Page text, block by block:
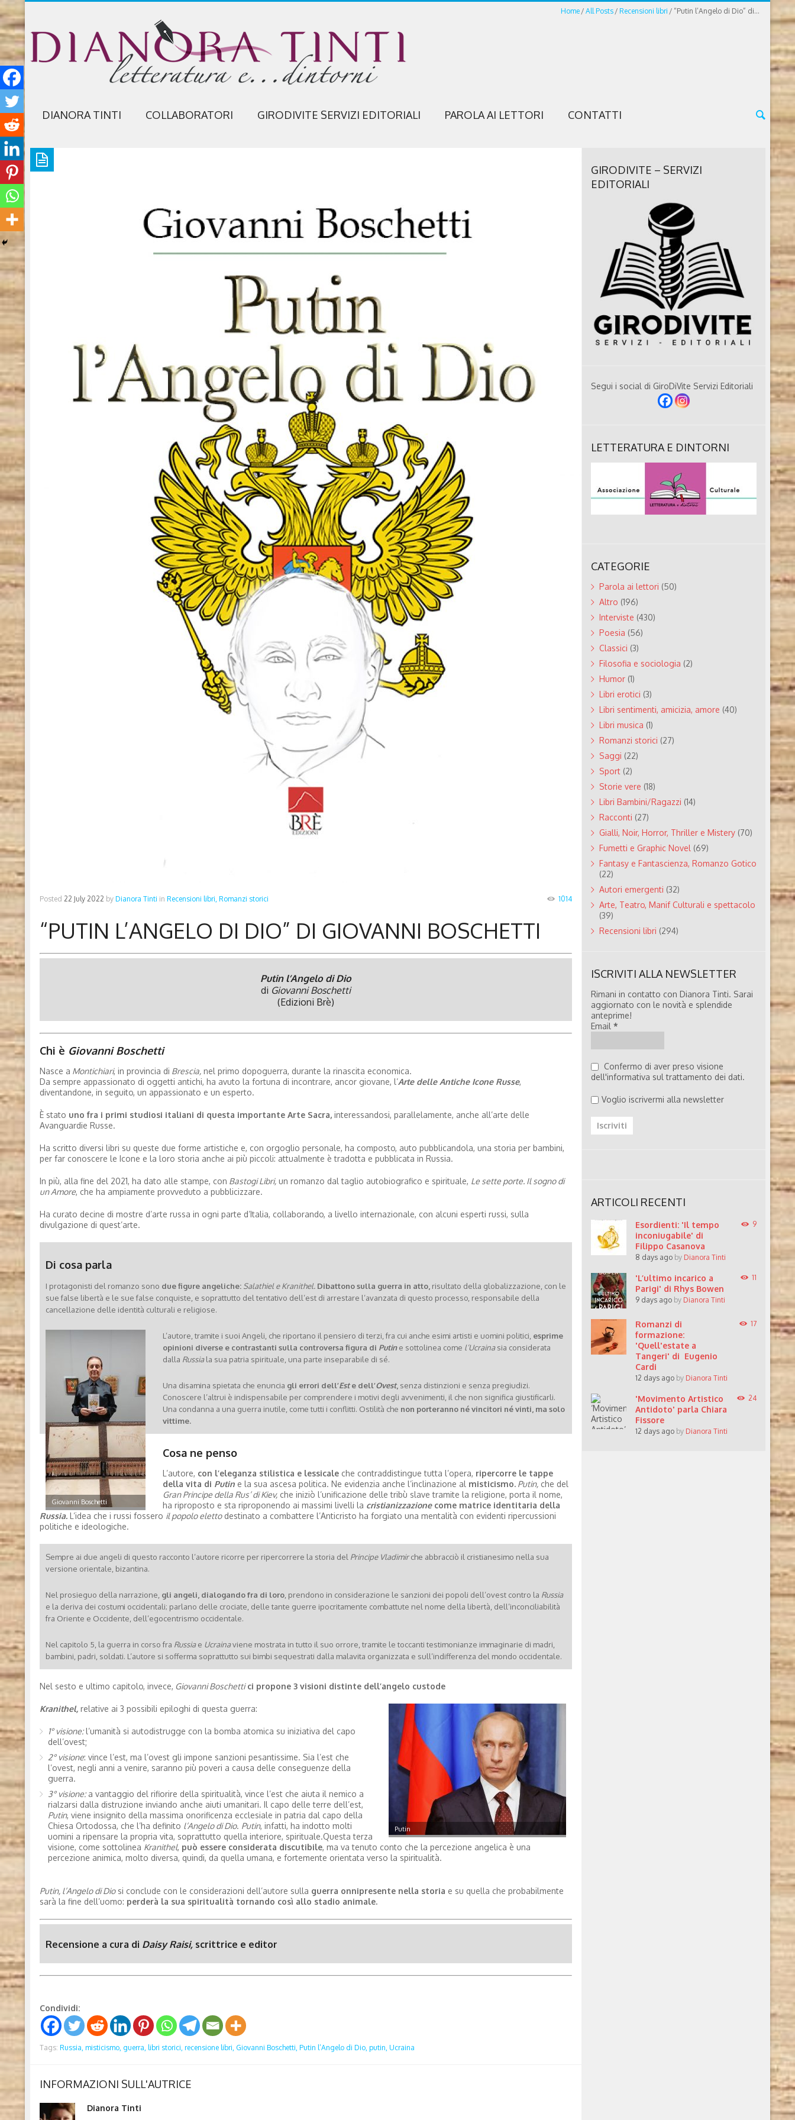
Home All Posts Recensioni libri “Putin l’Angelo di Dio” di...
DIANORA TINTI COLLABORATORI GIRODIVITE SERVIZI EDITORIALI PAROLA AI LETTORI CONTATTI
Posted 22 July 2022 by Dianora Tinti in Recensioni libri, Romanzi storici 1014
“PUTIN L’ANGELO DI DIO” DI GIOVANNI BOSCHETTI
Putin l’Angelo di Dio
di Giovanni Boschetti
(Edizioni Brè)
Chi è Giovanni Boschetti
Nasce a Montichiari, in provincia di Brescia,nel primo dopoguerra, durante la rinascita economica.
Da sempre appassionato di oggetti antichi, ha avuto la fortuna di incontrare, ancor giovane, l’Arte delle Antiche Icone Russe,
diventandone, in seguito, un appassionato e un esperto.
È stato uno fra i primi studiosi italiani di questa importante Arte Sacra,interessandosi, parallelamente, anche all’arte delle
Avanguardie Russe.
Ha scritto diversi libri su queste due forme artistiche e, con orgoglio personale, ha composto, auto pubblicandola, una storia per bambini,
per far conoscere le Icone e la loro storia anche ai più piccoli: attualmente è tradotta e pubblicata in Russia.
In più, alla fine del 2021, ha dato alle stampe, con Bastogi Libri,un romanzo dal taglio autobiografico e spirituale, Le sette porte. Il sogno di
un Amore, che ha ampiamente provveduto a pubblicizzare.
Ha curato decine di mostre d’arte russa in ogni parte d’Italia, collaborando, a livello internazionale, con alcuni esperti russi, sulla
divulgazione di quest’arte.
Di cosa parla
I protagonisti del romanzo sono due figure angeliche:Salathiel e Kranithel. Dibattono sulla guerra in atto, risultato della globalizzazione, con le
sue false libertà e le sue false conquiste, e soprattutto del tentativo dell’est di arrestare l’avanzata di questo processo, responsabile della
cancellazione delle identità culturali e religiose.
Giovanni Boschetti
L’autore, tramite i suoi Angeli, che riportano il pensiero di terzi, fra cui anche esimi artisti e uomini politici, esprime
opinioni diverse e contrastanti sulla controversa figura di Putine sottolinea come l’Ucrainasia considerata
dalla Russiala sua patria spirituale, una parte inseparabile di sé.
Una disamina spietata che enuncia gli errori dell’Este dell’Ovest, senza distinzioni e senza pregiudizi.
Conoscere l’altrui è indispensabile per comprendere i motivi degli avvenimenti, il che non significa giustificarli.
Una condanna a una guerra inutile, come tutti i conflitti. Ostilità che non porteranno né vincitori né vinti, ma solo
vittime.
Cosa ne penso
L’autore, con l’eleganza stilistica e lessicale che contraddistingue tutta l’opera, ripercorre le tappe
della vita di Putin e la sua ascesa politica. Ne evidenzia anche l’inclinazione al misticismo. Putin, che del
Gran Principe della Rus’ di Kiev, che iniziò l’unificazione delle tribù slave tramite la religione, porta il nome,
ha riproposto e sta riproponendo ai massimi livelli la cristianizzazionecome matrice identitaria della
Russia. L’idea che i russi fossero il popolo elettodestinato a combattere l’Anticristo ha forgiato una mentalità con evidenti ripercussioni
politiche e ideologiche.
Sempre ai due angeli di questo racconto l’autore ricorre per ripercorrere la storia del Principe Vladimirche abbracciò il cristianesimo nella sua
versione orientale, bizantina.
Nel prosieguo della narrazione, gli angeli, dialogando fra di loro, prendono in considerazione le sanzioni dei popoli dell’ovest contro la Russia
e la deriva dei costumi occidentali; parlano delle crociate, delle tante guerre ipocritamente combattute nel nome della libertà, dell’inconciliabilità
fra Oriente e Occidente, dell’egocentrismo occidentale.
Nel capitolo 5, la guerra in corso fra Russiae Ucrainaviene mostrata in tutto il suo orrore, tramite le toccanti testimonianze immaginarie di madri,
bambini, padri, soldati. L’autore si sofferma soprattutto sui bimbi sequestrati dalla malavita organizzata e sull’indifferenza del mondo occidentale.
Nel sesto e ultimo capitolo, invece, Giovanni Boschettici propone 3 visioni distinte dell’angelo custode
Putin
Kranithel,relative ai 3 possibili epiloghi di questa guerra:
1° visione:l’umanità si autodistrugge con la bomba atomica su iniziativa del capo
dell’ovest;
2° visione: vince l’est, ma l’ovest gli impone sanzioni pesantissime. Sia l’est che
l’ovest, negli anni a venire, saranno più poveri a causa delle conseguenze della
guerra.
3° visione:a vantaggio del rifiorire della spiritualità, vince l’est che aiuta il nemico a
rialzarsi dalla distruzione inviando anche aiuti umanitari. Il capo delle terre dell’est,
Putin, viene insignito della massima onorificenza ecclesiale in patria dal capo della
Chiesa Ortodossa, che l’ha definito l’Angelo di Dio. Putin, infatti, ha indotto molti
uomini a ripensare la propria vita, soprattutto quella interiore, spirituale.Questa terza
visione, come sottolinea Kranithel, può essere considerata discutibile, ma va tenuto conto che la percezione angelica è una
percezione animica, molto diversa, quindi, da quella umana, e fortemente orientata verso la spiritualità.
Putin, l’Angelo di Diosi conclude con le considerazioni dell’autore sulla guerra onnipresente nella storia e su quella che probabilmente
sarà la fine dell’uomo: perderà la sua spiritualità tornando così allo stadio animale.
Recensione a cura di Daisy Raisi,scrittrice e editor
Condividi:
Tags: Russia, misticismo, guerra, libri storici, recensione libri, Giovanni Boschetti, Putin l’Angelo di Dio, putin, Ucraina
INFORMAZIONI SULL'AUTRICE
Dianora Tinti
GIRODIVITE – SERVIZI
EDITORIALI
Segui i social di GiroDiVite Servizi Editoriali
LETTERATURA E DINTORNI
CATEGORIE
Parola ai lettori (50)
Altro (196)
Interviste (430)
Poesia (56)
Classici (3)
Filosofia e sociologia (2)
Humor(1)
Libri erotici (3)
Libri sentimenti, amicizia, amore (40)
Libri musica (1)
Romanzi storici (27)
Saggi (22)
Sport(2)
Storie vere (18)
Libri Bambini/Ragazzi (14)
Racconti (27)
Gialli, Noir, Horror, Thriller e Mistery(70)
Fumetti e Graphic Novel (69)
Fantasy e Fantascienza, Romanzo Gotico
(22)
Autori emergenti (32)
Arte, Teatro, Manif Culturali e spettacolo
(39)
Recensioni libri (294)
ISCRIVITI ALLA NEWSLETTER
Rimani in contatto con Dianora Tinti. Sarai
aggiornato con le novità e splendide
anteprime!
Email *
Confermo di aver preso visione
dell'informativa sul trattamento dei dati.
Voglio iscrivermi alla newsletter
ARTICOLI RECENTI
Esordienti: 'Il tempo
inconiugabile' di
Filippo Casanova
8 days ago by Dianora Tinti
9
'L’ultimo incarico a
Parigi' di Rhys Bowen
9 days ago by Dianora Tinti
11
Romanzi di
formazione:
'Quell'estate a
Tangeri' di Eugenio
Cardi
12 days ago by Dianora Tinti
17
'Movimento Artistico
Antidoto' parla Chiara
Fissore
12 days ago by Dianora Tinti
24